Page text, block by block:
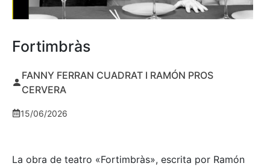
Fortimbràs
FANNY FERRAN CUADRAT I RAMÓN PROS
CERVERA
15/06/2026
La obra de teatro «Fortimbràs», escrita por Ramón